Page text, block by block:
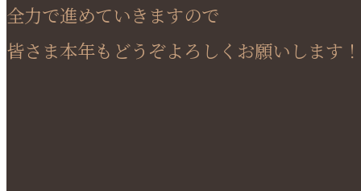
全力で進めていきますので
皆さま本年もどうぞよろしくお願いします！